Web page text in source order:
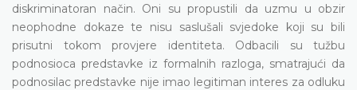
diskriminatoran način. Oni su propustili da uzmu u obzir
neophodne dokaze te nisu saslušali svjedoke koji su bili
prisutni tokom provjere identiteta. Odbacili su tužbu
podnosioca predstavke iz formalnih razloga, smatrajući da
podnosilac predstavke nije imao legitiman interes za odluku